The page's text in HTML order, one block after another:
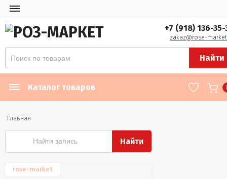
+7 (918) 136-35-
zakaz@rose-
Найти
Каталог товаров
Главная
Найти
rose-market